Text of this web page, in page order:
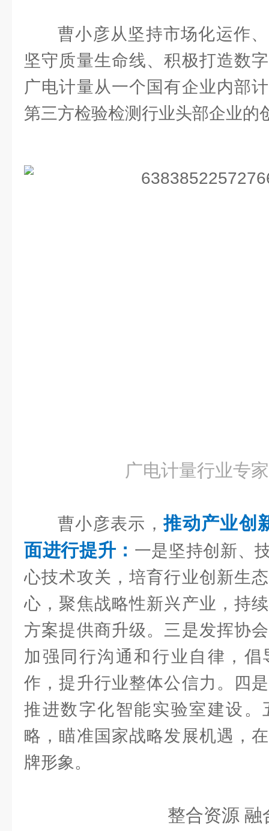
曹小彦从坚持市场化运作
坚守质量生命线、积极打造数
广电计量从一个国有企业内部
第三方检验检测行业头部企业的
广电计量行业专
曹小彦表示，推动产业创
面进行提升： 一是坚持创新、
心技术攻关，培育行业创新生
心，聚焦战略性新兴产业，持
方案提供商升级。三是发挥协
加强同行沟通和行业自律，
作，提升行业整体公信力。四
推进数字化智能实验室建设。
略，瞄准国家战略发展机遇，
牌形象。
整合资源 融